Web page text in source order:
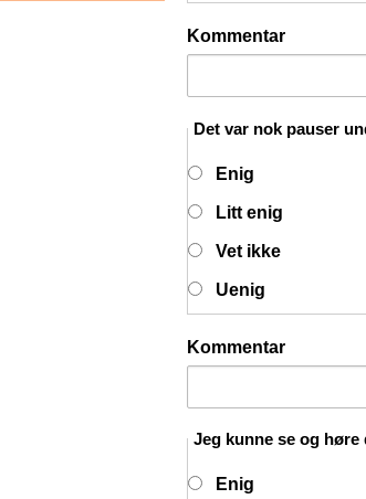
Kommentar
Det var nok pauser
Enig
Litt enig
Vet ikke
Uenig
Kommentar
Jeg kunne se og
Enig